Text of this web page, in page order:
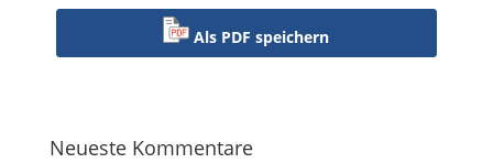
Als PDF speichern
Neueste Kommentare